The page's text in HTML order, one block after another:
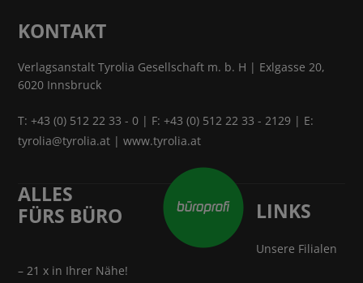
KONTAKT
Verlagsanstalt Tyrolia Gesellschaft m. b. H | Exlgasse 20,
6020 Innsbruck
T:+43 (0) 512 22 33 - 0 | F: +43 (0) 512 22 33 - 2129 | E:
tyrolia@tyrolia.at |www.tyrolia.at
ALLES
FÜRS BÜRO
LINKS
Unsere Filialen
– 21 x in Ihrer Nähe!